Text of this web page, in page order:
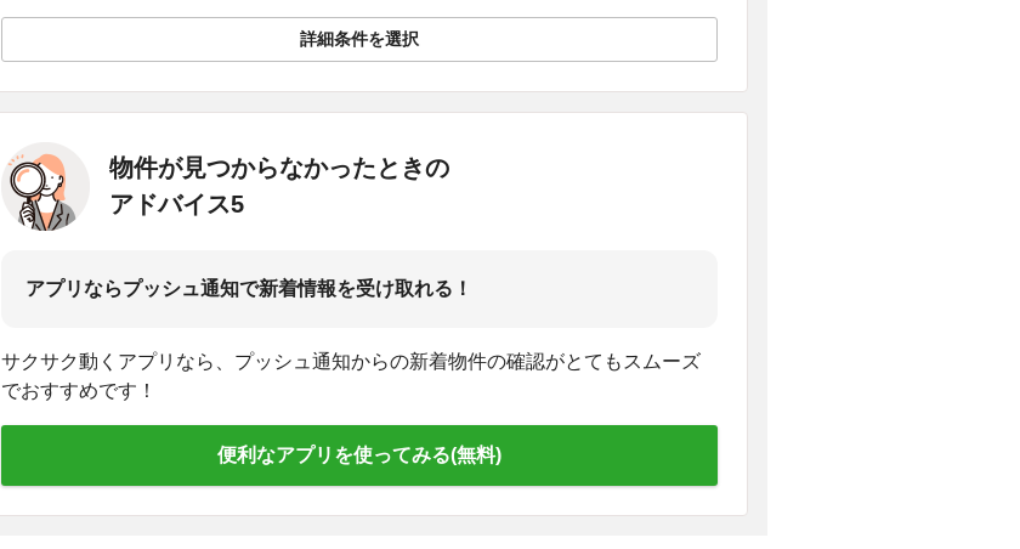
詳細条件を選択
物件が見つからなかったときの
アドバイス5
アプリならプッシュ通知で新着情報を受け取れる！
サクサク動くアプリなら、プッシュ通知からの新着物件の確認がとてもスムーズ
でおすすめです！
便利なアプリを使ってみる(無料)